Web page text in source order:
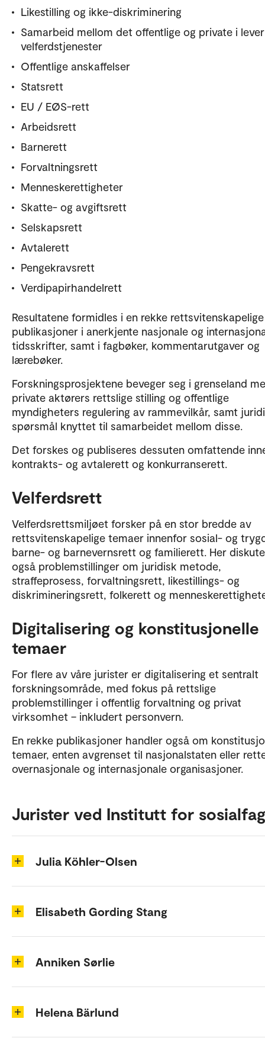
Likestilling og ikke-diskriminering
Samarbeid mellom det offentlige og private i
velferdstjenester
Offentlige anskaffelser
Statsrett
EU / EØS-rett
Arbeidsrett
Barnerett
Forvaltningsrett
Menneskerettigheter
Skatte- og avgiftsrett
Selskapsrett
Avtalerett
Pengekravsrett
Verdipapirhandelrett
Resultatene formidles i en rekke rettsvitenskapelige
publikasjoner i anerkjente nasjonale og
tidsskrifter, samt i fagbøker, kommentarutgaver og
lærebøker.
Forskningsprosjektene beveger seg i grenseland
private aktørers rettslige stilling og offentlige
myndigheters regulering av rammevilkår, samt
spørsmål knyttet til samarbeidet mellom disse.
Det forskes og publiseres dessuten omfattende
kontrakts- og avtalerett og konkurranserett.
Velferdsrett
Velferdsrettsmiljøet forsker på en stor bredde av
rettsvitenskapelige temaer innenfor sosial- og
barne- og barnevernsrett og familierett. Her
også problemstillinger om juridisk metode,
straffeprosess, forvaltningsrett, likestillings- og
diskrimineringsrett, folkerett og
Digitalisering og konstitusjonelle
temaer
For flere av våre jurister er digitalisering et sentralt
forskningsområde, med fokus på rettslige
problemstillinger i offentlig forvaltning og privat
virksomhet – inkludert personvern.
En rekke publikasjoner handler også om
temaer, enten avgrenset til nasjonalstaten eller
overnasjonale og internasjonale organisasjoner.
Jurister ved Institutt for sosialfag
Julia Köhler-Olsen
Elisabeth Gording Stang
Anniken Sørlie
Helena Bärlund